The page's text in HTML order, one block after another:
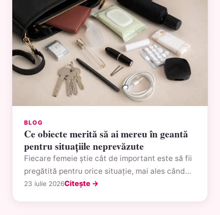
BLOG
Ce obiecte merită să ai mereu în geantă
pentru situațiile neprevăzute
Fiecare femeie știe cât de important este să fii
pregătită pentru orice situație, mai ales când…
23 iulie 2026Citește →